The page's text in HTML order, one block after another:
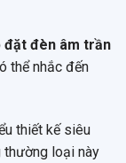
đặt đèn âm trần
thể nhắc đến
thiết kế siêu
thường loại này